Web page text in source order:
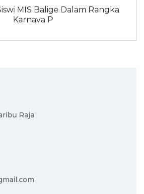
MIS Balige Dalam Rangka
Karnava P
Raja